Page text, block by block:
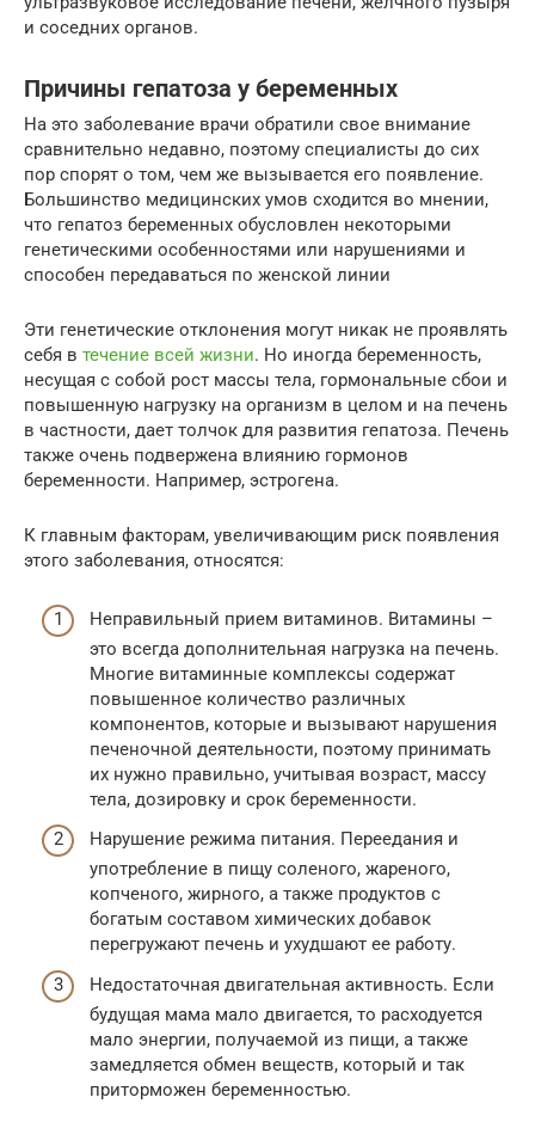
и соседних органов.
Причины гепатоза у беременных
На это заболевание врачи обратили свое внимание
сравнительно недавно, поэтому специалисты до сих
пор спорят о том, чем же вызывается его появление.
Большинство медицинских умов сходится во мнении,
что гепатоз беременных обусловлен некоторыми
генетическими особенностями или нарушениями и
способен передаваться по женской линии
Эти генетические отклонения могут никак не проявлять
себя в течение всей жизни. Но иногда беременность,
несущая с собой рост массы тела, гормональные сбои и
повышенную нагрузку на организм в целом и на печень
в частности, дает толчок для развития гепатоза. Печень
также очень подвержена влиянию гормонов
беременности. Например, эстрогена.
К главным факторам, увеличивающим риск появления
этого заболевания, относятся:
Неправильный прием витаминов. Витамины –
это всегда дополнительная нагрузка на печень.
Многие витаминные комплексы содержат
повышенное количество различных
компонентов, которые и вызывают нарушения
печеночной деятельности, поэтому принимать
их нужно правильно, учитывая возраст, массу
тела, дозировку и срок беременности.
Нарушение режима питания. Переедания и
употребление в пищу соленого, жареного,
копченого, жирного, а также продуктов с
богатым составом химических добавок
перегружают печень и ухудшают ее работу.
Недостаточная двигательная активность. Если
будущая мама мало двигается, то расходуется
мало энергии, получаемой из пищи, а также
замедляется обмен веществ, который и так
приторможен беременностью.